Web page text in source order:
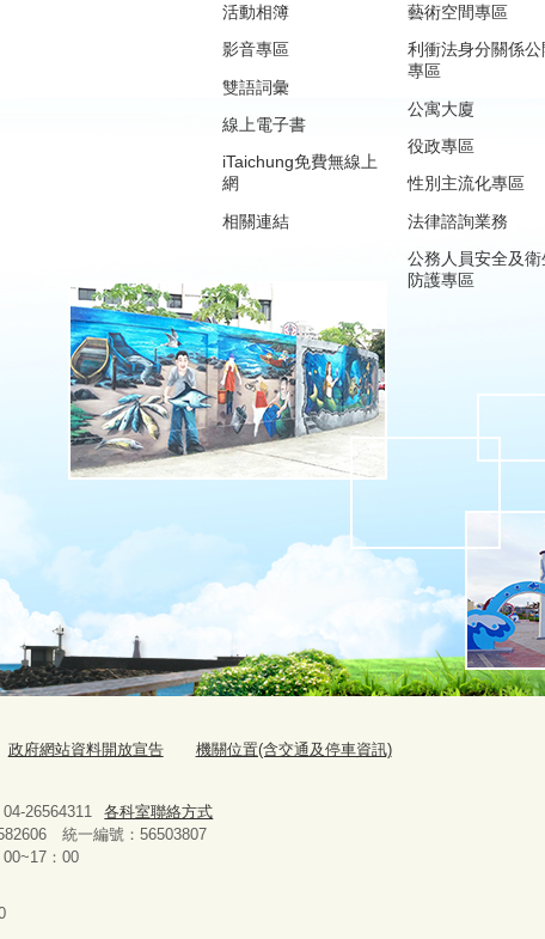
活動相簿
影音專區
雙語詞彙
線上電子書
iTaichung免費無線上
網
相關連結
藝術空間專區
利衝法身分關係公
專區
公寓大廈
役政專區
性別主流化專區
法律諮詢業務
公務人員安全及衛
防護專區
政府網站資料開放宣告 機關位置(含交通及停車資訊)
26564311
各科室聯絡方式
統一編號：56503807
：00